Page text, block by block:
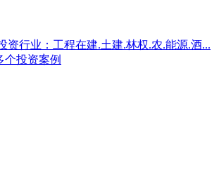
资行业：工程在建.土建.林权.农.能源.酒...
个投资案例